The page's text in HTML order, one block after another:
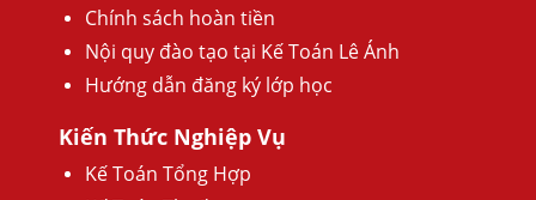
Chính sách hoàn tiền
Nội quy đào tạo tại Kế Toán Lê Ánh
Hướng dẫn đăng ký lớp học
Kiến Thức Nghiệp Vụ
Kế Toán Tổng Hợp